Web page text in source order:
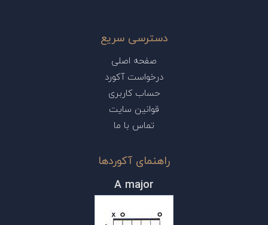
دسترسی سریع
صفحه اصلی
درخواست آکورد
حساب کاربری
قوانین سایت
تماس با ما
راهنمای آکوردها
A major